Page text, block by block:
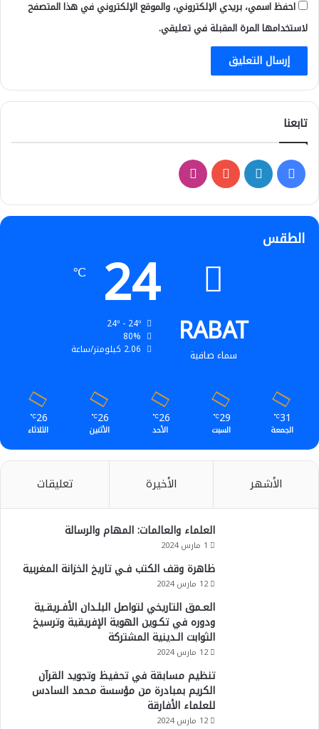
احفظ اسمي، بريدي الإلكتروني، والموقع الإلكتروني في هذا المتصفح
لاستخدامها المرة المقبلة في تعليقي.
تابعنا
فيسبوكلينكدإن‫YouTubeانستقرام
الطقس
RABAT
سماء صافية
24
℃
24º - 24º
80%
2.06 كيلومتر/ساعة
31
℃
الجمعة
29
℃
السبت
26
℃
الأحد
26
℃
الأثنين
26
℃
الثلاثاء
الأشهر الأخيرة تعليقات
العلماء والعالمات: المهام والرسالة
1 مارس 2024
ظاهرة وقف الكتب فـي تاريخ الخزانة المغربية
12 مارس 2024
العـمق التاريخي لتواصل البلـدان الأفـريقـية
ودوره في تكـوين الهوية الإفريقية وترسيخ
الثوابت الـدينية المشتركة
12 مارس 2024
تنظيم مسابقة في تحفيظ وتجويد القرآن
الكريم بمبادرة من مؤسسة محمد السادس
للعلماء الأفارقة
12 مارس 2024